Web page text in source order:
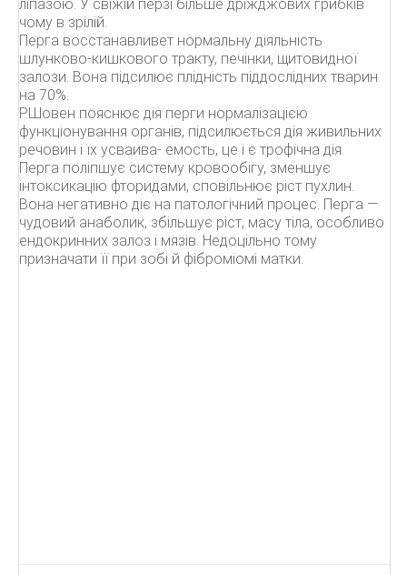
ліпазою. У свіжій перзі більше дріжджових грибків
чому в зрілій.
Перга восстанавливет нормальну діяльність
шлунково-кишкового тракту, печінки, щитовидної
залози. Вона підсилює плідність піддослідних тварин
на 70%.
Р.Шовен пояснює дія перги нормалізацією
функціонування органів, підсилюється дія живильних
речовин і їх усваива- емость, це і є трофічна дія.
Перга поліпшує систему кровообігу, зменшує
інтоксикацію фторидами, сповільнює ріст пухлин.
Вона негативно діє на патологічний процес. Перга —
чудовий анаболик, збільшує ріст, масу тіла, особливо
ендокринних залоз і мязів. Недоцільно тому
призначати її при зобі й фіброміомі матки.